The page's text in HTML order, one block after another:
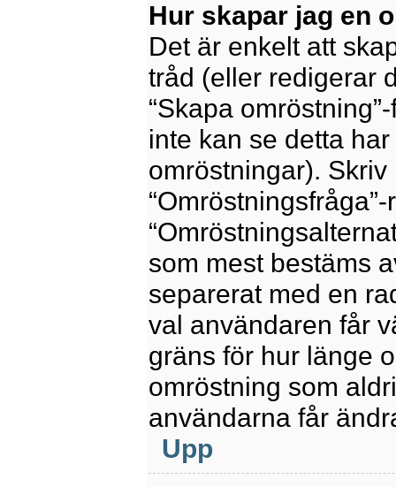
Hur skapar jag en
Det är enkelt att
tråd (eller redigerar
“Skapa
inte kan se detta
omröstningar).
som mest bestäms
separerat med en
val användaren får
gräns för hur länge
omröstning som
användarna får
Upp